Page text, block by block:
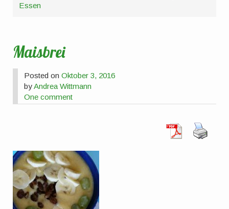
Essen
Maisbrei
Posted onOktober 3, 2016
byAndrea Wittmann
One comment